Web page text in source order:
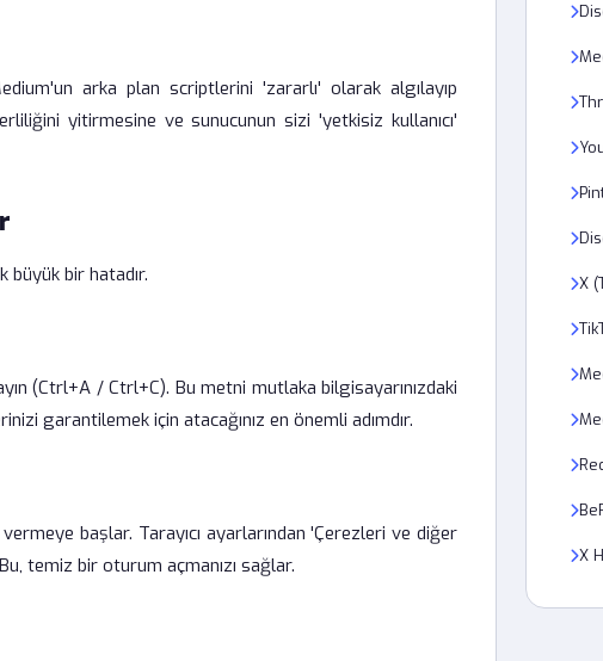
arka plan scriptlerini 'zararlı' olarak algılayıp
yitirmesine ve sunucunun sizi 'yetkisiz kullanıcı'
büyük bir hatadır.
(Ctrl+A / Ctrl+C). Bu metni mutlaka bilgisayarınızdaki
garantilemek için atacağınız en önemli adımdır.
başlar. Tarayıcı ayarlarından 'Çerezleri ve diğer
temiz bir oturum açmanızı sağlar.